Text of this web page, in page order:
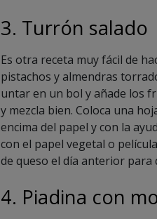
3. Turrón salado
Es otra receta muy fácil de
pistachos y almendras
untar en un bol y añade los
y mezcla bien. Coloca una
encima del papel y con la
con el papel vegetal o
de queso el día anterior para
4. Piadina con